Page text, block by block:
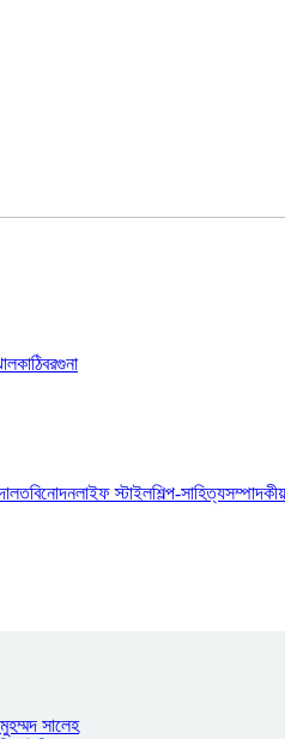
বরগুনা
বিনোদনলাইফ স্টাইলশিল্প-সাহিত্যসম্পাদকীয়
সালেহ